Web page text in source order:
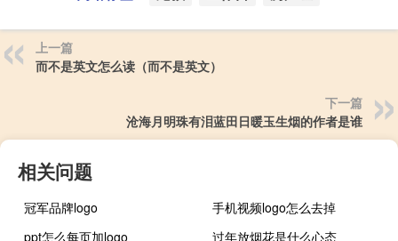
上一篇
而不是英文怎么读（而不是英文）
下一篇
沧海月明珠有泪蓝田日暖玉生烟的作者是谁
相关问题
冠军品牌logo
手机视频logo怎么去掉
ppt怎么每页加logo
过年放烟花是什么心态